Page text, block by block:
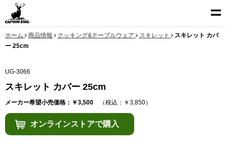
ホーム 商品情報 クッキング&テーブルウェア スキレット
スキレット カバ
ー 25cm
UG-3066
スキレット カバー 25cm
メーカー希望小売価格：￥3,500 （税込：￥3,850）
オンラインストアで購入